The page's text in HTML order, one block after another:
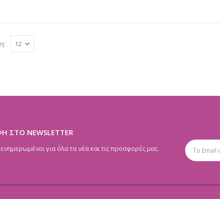
ΣΤΟ NEWSLETTER
για όλα τα νέα και τις προσφορές μας.